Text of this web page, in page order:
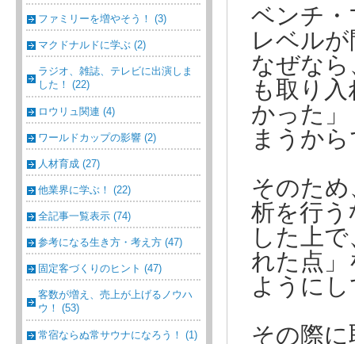
ファミリーを増やそう！ (3)
マクドナルドに学ぶ (2)
ラジオ、雑誌、テレビに出演しま
した！ (22)
ロウリュ関連 (4)
ワールドカップの影響 (2)
人材育成 (27)
他業界に学ぶ！ (22)
全記事一覧表示 (74)
参考になる生き方・考え方 (47)
固定客づくりのヒント (47)
客数が増え、売上が上げるノウハ
ウ！ (53)
常宿ならぬ常サウナになろう！ (1)
ベンチ
レベル
なぜな
も取り
かった
まうか
そのた
析を行う
した上
れた点
ように
その際